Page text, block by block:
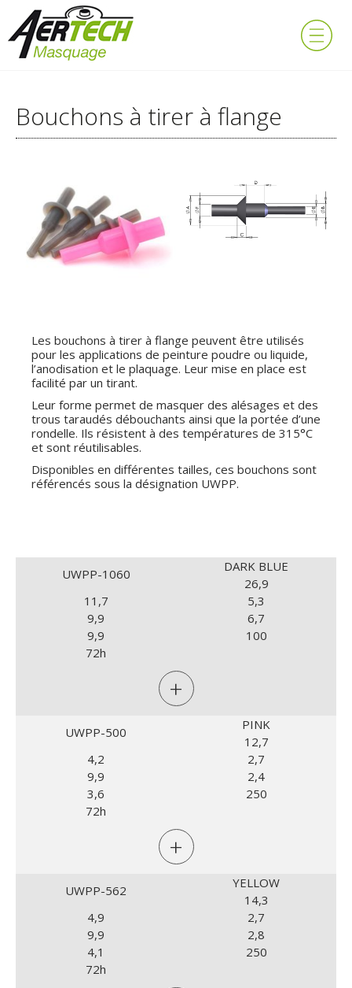
Bouchons à tirer à flange
Les bouchons à tirer à flange peuvent être utilisés
pour les applications de peinture poudre ou liquide,
l’anodisation et le plaquage. Leur mise en place est
facilité par un tirant.
Leur forme permet de masquer des alésages et des
trous taraudés débouchants ainsi que la portée d’une
rondelle. Ils résistent à des températures de 315°C
et sont réutilisables.
Disponibles en différentes tailles, ces bouchons sont
référencés sous la désignation UWPP.
UWPP-1060
DARK BLUE
26,9
11,7
5,3
9,9
6,7
9,9
100
72h
+
UWPP-500
PINK
12,7
4,2
2,7
9,9
2,4
3,6
250
72h
+
UWPP-562
YELLOW
14,3
4,9
2,7
9,9
2,8
4,1
250
72h